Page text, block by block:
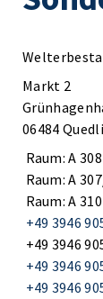
Markt 2
06484
Raum: A
Raum: A
Raum: A
+49 3946
+49 3946
+49 3946
+49 3946